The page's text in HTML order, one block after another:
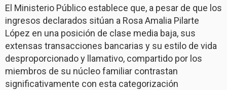
El Ministerio Público establece que, a pesar de que los
ingresos declarados sitúan a Rosa Amalia Pilarte
López en una posición de clase media baja, sus
extensas transacciones bancarias y su estilo de vida
desproporcionado y llamativo, compartido por los
miembros de su núcleo familiar contrastan
significativamente con esta categorización